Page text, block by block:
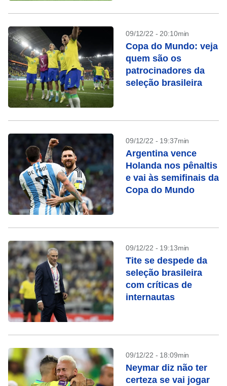
09/12/22 - 20:10min
Copa do Mundo: veja
quem são os
patrocinadores da
seleção brasileira
09/12/22 - 19:37min
Argentina vence
Holanda nos pênaltis
e vai às semifinais da
Copa do Mundo
09/12/22 - 19:13min
Tite se despede da
seleção brasileira
com críticas de
internautas
09/12/22 - 18:09min
Neymar diz não ter
certeza se vai jogar